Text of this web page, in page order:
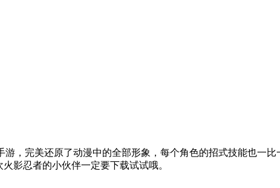
，完美还原了动漫中的全部形象，每个角色的招式技能也一
影忍者的小伙伴一定要下载试试哦。